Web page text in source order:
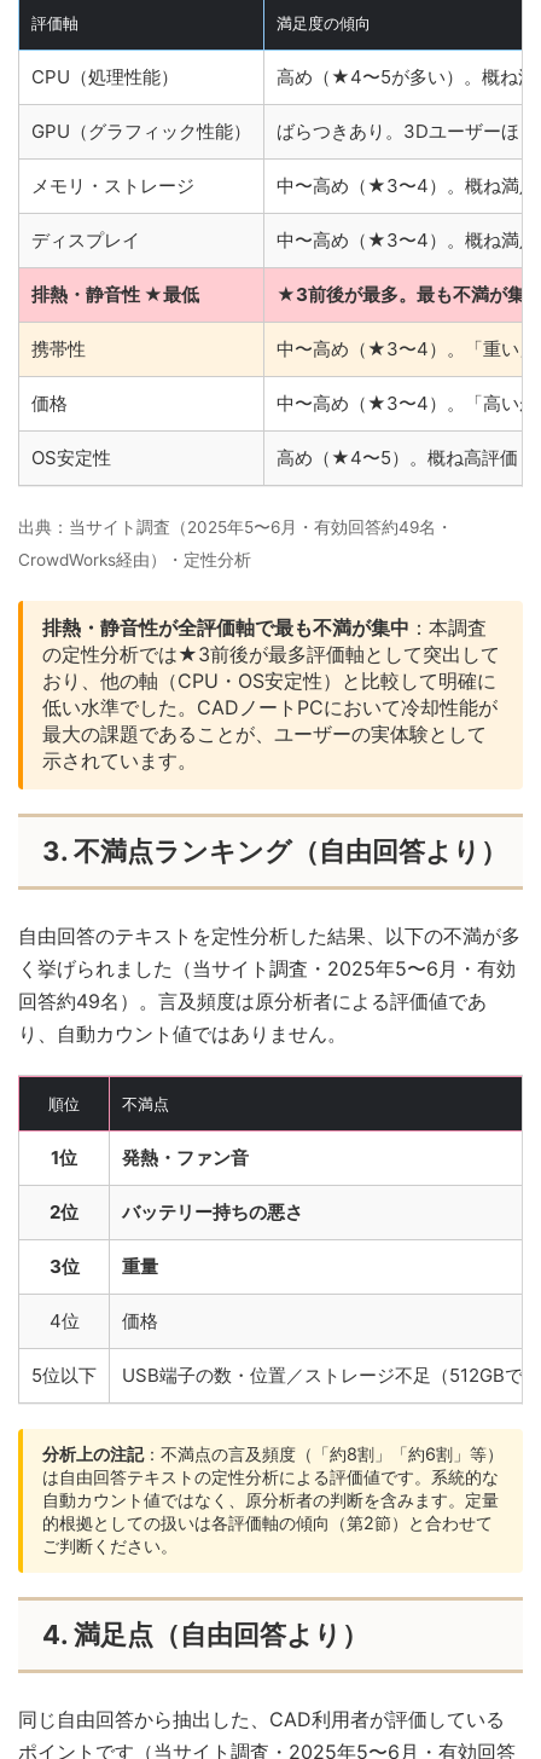
評価軸 満足度の傾向
CPU（処理性能） 高め（★4〜5が多い）。概ね満
GPU（グラフィック性能） ばらつきあり。3Dユーザーほ
メモリ・ストレージ 中〜高め（★3〜4）。概ね満足
ディスプレイ 中〜高め（★3〜4）。概ね満足
排熱・静音性 ★最低 ★3前後が最多。最も不満が集
携帯性 中〜高め（★3〜4）。「重い」
価格 中〜高め（★3〜4）。「高いが
OS安定性 高め（★4〜5）。概ね高評価
出典：当サイト調査（2025年5〜6月・有効回答約49名・
CrowdWorks経由）・定性分析
排熱・静音性が全評価軸で最も不満が集中 ：本調査
の定性分析では★3前後が最多評価軸として突出して
おり、他の軸（CPU・OS安定性）と比較して明確に
低い水準でした。CADノートPCにおいて冷却性能が
最大の課題であることが、ユーザーの実体験として
示されています。
3. 不満点ランキング（自由回答より）
自由回答のテキストを定性分析した結果、以下の不満が多
く挙げられました（当サイト調査・2025年5〜6月・有効
回答約49名）。言及頻度は原分析者による評価値であ
り、自動カウント値ではありません。
順位 不満点
1位 発熱・ファン音
2位 バッテリー持ちの悪さ
3位 重量
4位 価格
5位以下 USB端子の数・位置／ストレージ不足（512GBで
分析上の注記：不満点の言及頻度（「約8割」「約6割」等）
は自由回答テキストの定性分析による評価値です。系統的な
自動カウント値ではなく、原分析者の判断を含みます。定量
的根拠としての扱いは各評価軸の傾向（第2節）と合わせて
ご判断ください。
4. 満足点（自由回答より）
同じ自由回答から抽出した、CAD利用者が評価している
ポイントです（当サイト調査・2025年5〜6月・有効回答